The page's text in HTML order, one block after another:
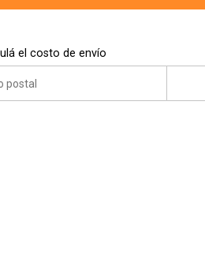
el costo de envío